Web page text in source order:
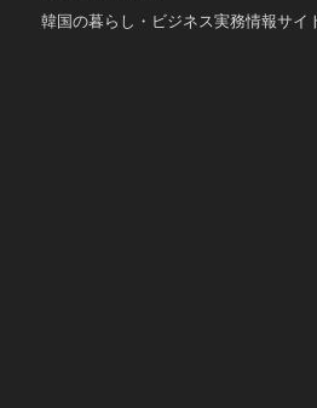
韓国の暮らし・ビジネス実務情報サイ